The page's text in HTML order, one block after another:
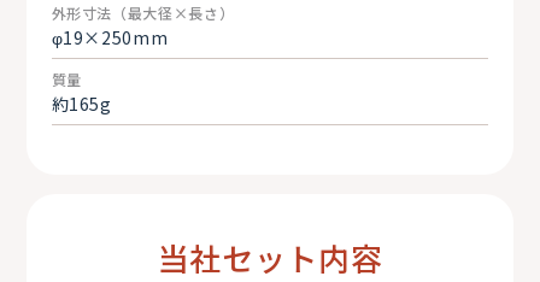
外形寸法（最大径×長さ）
φ19×250mm
質量
約165g
当社セット内容